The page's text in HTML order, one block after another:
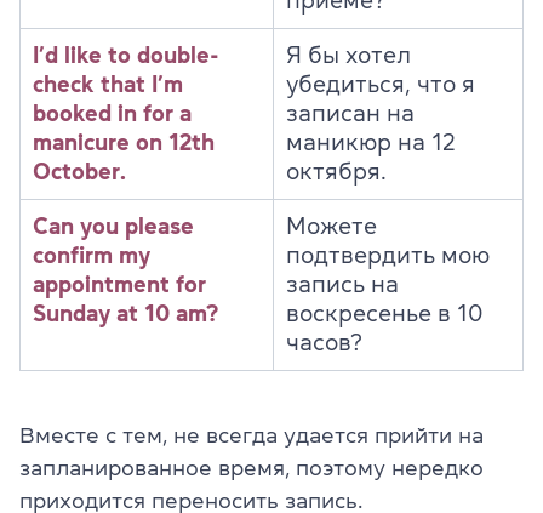
I’d like to double-
check that I’m
booked in for a
manicure on 12th
October.
Я бы хотел
убедиться, что я
записан на
маникюр на 12
октября.
Can you please
confirm my
appointment for
Sunday at 10 am?
Можете
подтвердить мою
запись на
воскресенье в 10
часов?
Вместе с тем, не всегда удается прийти на
запланированное время, поэтому нередко
приходится переносить запись.